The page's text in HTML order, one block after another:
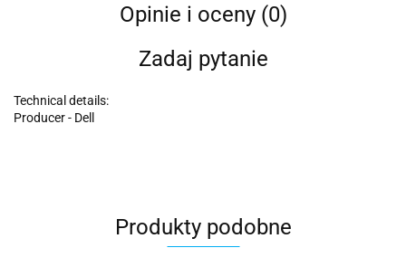
Opinie i oceny (0)
Zadaj pytanie
Technical details:
Producer - Dell
Produkty podobne